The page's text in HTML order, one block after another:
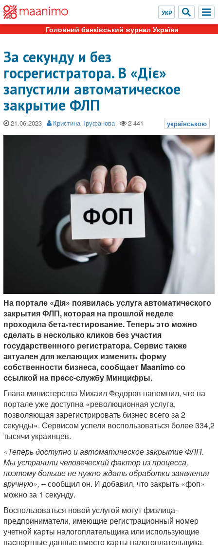
Головний банківський журнал України
За секунду и без
госрегистратора. В «Діє»
запустили автоматическое
закрытие ФЛП
21.06.2023 Кристина Труфанова
На портале «Дія» появилась услуга автоматического
закрытия ФЛП, которая на прошлой неделе
проходила бета-тестирование. Теперь это можно
сделать в несколько кликов без участия
государственного регистратора. Сервис также
актуален для желающих изменить форму
собственности бизнеса, сообщает Maanimo со
ссылкой на пресс-службу Минцифры.
Глава министерства Михаил Федоров напомнил, что на
портале уже доступна «революционная услуга,
позволяющая зарегистрировать бизнес всего за 2
секунды». Сервисом успели воспользоваться более 334,2
тысячи украинцев.
«Теперь доступно и автоматическое закрытие ФЛП.
Мы устранили человеческий фактор из процесса,
поэтому больше не нужно ждать обработки заявления
вручную», –сообщил он. И добавил, что закрыть «фоп»
можно за 1 секунду.
Воспользоваться новой услугой могут физлица-
предприниматели, имеющие регистрационный номер
учетной карты налогоплательщика или использующие
паспортные данные вместо карты налогоплательщика.